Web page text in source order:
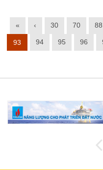
« ‹ 30 70 88
93 94 95 96